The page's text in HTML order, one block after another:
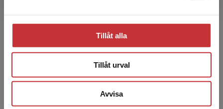
Tillåt alla
Tillåt urval
Avvisa
Helle Wijk
Helle Wijk är leg. sjuksköterska, med.dr,